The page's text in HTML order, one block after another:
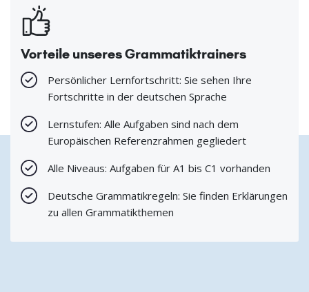
Vorteile unseres Grammatiktrainers
Persönlicher Lernfortschritt: Sie sehen Ihre
Fortschritte in der deutschen Sprache
Lernstufen: Alle Aufgaben sind nach dem
Europäischen Referenzrahmen gegliedert
Alle Niveaus: Aufgaben für A1 bis C1 vorhanden
Deutsche Grammatikregeln: Sie finden Erklärungen
zu allen Grammatikthemen